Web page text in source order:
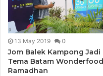
13 May 2019 0
Jom Balek Kampong Jadi
Tema Batam Wonderfood
Ramadhan